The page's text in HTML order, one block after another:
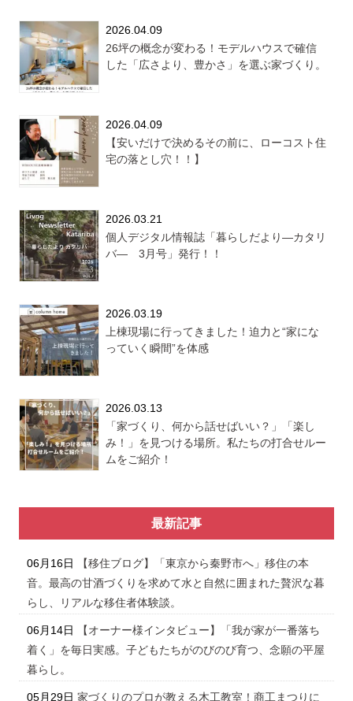
2026.04.09
26坪の概念が変わる！モデルハウスで確信
した「広さより、豊かさ」を選ぶ家づくり。
2026.04.09
【安いだけで決めるその前に、ローコスト住
宅の落とし穴！！】
2026.03.21
個人デジタル情報誌「暮らしだより―カタリ
バ― 3月号」発行！！
2026.03.19
上棟現場に行ってきました！迫力と“家にな
っていく瞬間”を体感
2026.03.13
「家づくり、何から話せばいい？」「楽し
み！」を見つける場所。私たちの打合せルー
ムをご紹介！
最新記事
06月16日
【移住ブログ】「東京から秦野市へ」移住の本
音。最高の甘酒づくりを求めて水と自然に囲まれた贅沢な暮
らし、リアルな移住者体験談。
06月14日
【オーナー様インタビュー】「我が家が一番落ち
着く」を毎日実感。子どもたちがのびのび育つ、念願の平屋
暮らし。
05月29日 家づくりのプロが教える木工教室！商工まつりに